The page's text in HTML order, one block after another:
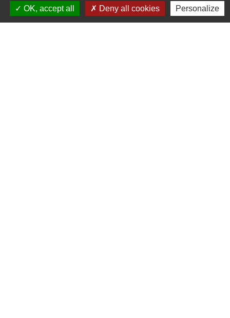
2 Rue de l'Église
57370 Danne-et-Quatre-Vents - FRANCE
OK, accept all
Deny all cookies Personalize